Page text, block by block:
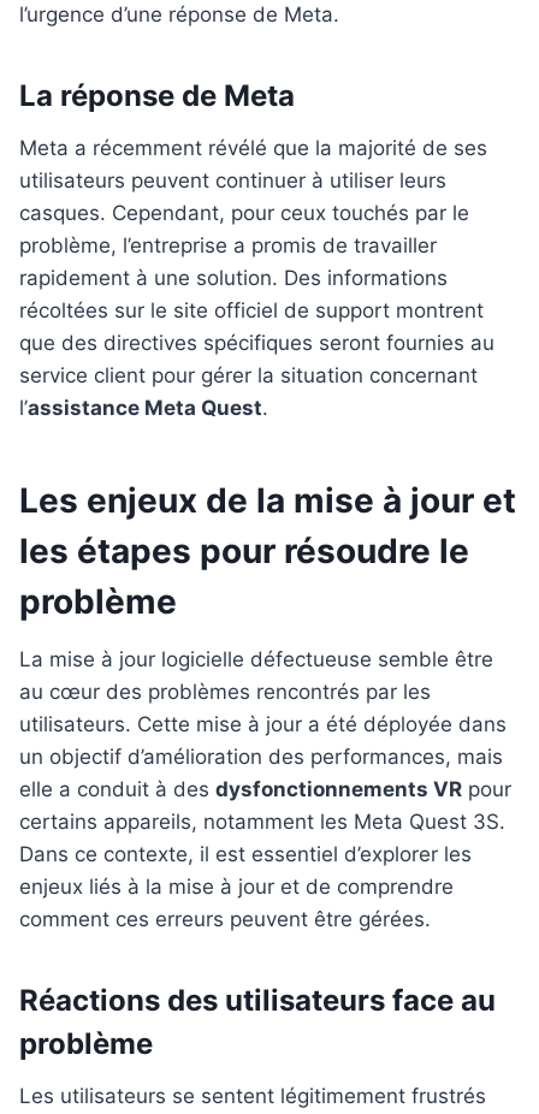
l’urgence d’une réponse de Meta.
La réponse de Meta
Meta a récemment révélé que la majorité de ses
utilisateurs peuvent continuer à utiliser leurs
casques. Cependant, pour ceux touchés par le
problème, l’entreprise a promis de travailler
rapidement à une solution. Des informations
récoltées sur le site officiel de support montrent
que des directives spécifiques seront fournies au
service client pour gérer la situation concernant
l’assistance Meta Quest.
Les enjeux de la mise à jour et
les étapes pour résoudre le
problème
La mise à jour logicielle défectueuse semble être
au cœur des problèmes rencontrés par les
utilisateurs. Cette mise à jour a été déployée dans
un objectif d’amélioration des performances, mais
elle a conduit à des dysfonctionnements VR pour
certains appareils, notamment les Meta Quest 3S.
Dans ce contexte, il est essentiel d’explorer les
enjeux liés à la mise à jour et de comprendre
comment ces erreurs peuvent être gérées.
Réactions des utilisateurs face au
problème
Les utilisateurs se sentent légitimement frustrés